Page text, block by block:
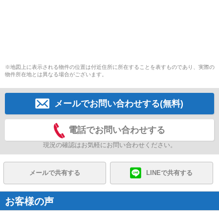
※地図上に表示される物件の位置は付近住所に所在することを表すものであり、実際の
物件所在地とは異なる場合がございます。
メールでお問い合わせする(無料)
電話でお問い合わせする
現況の確認はお気軽にお問い合わせください。
メールで共有する LINEで共有する
お客様の声